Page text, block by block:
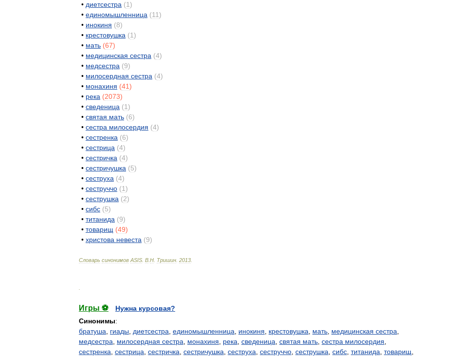
• диетсестра (1)
• единомышленница (11)
• инокиня (8)
• крестовушка (1)
• мать (67)
• медицинская сестра (4)
• медсестра (9)
• милосердная сестра (4)
• монахиня (41)
• река (2073)
• сведеница (1)
• святая мать (6)
• сестра милосердия (4)
• сестренка (6)
• сестрица (4)
• сестричка (4)
• сестричушка (5)
• сеструха (4)
• сеструччо (1)
• сеструшка (2)
• сибс (5)
• титанида (9)
• товарищ (49)
• христова невеста (9)
Словарь синонимов ASIS В Н Тришин 2013
Игры ⚽
Нужна курсовая?
Синонимы:
братуша
гиады диетсестра единомышленница инокиня крестовушка мать медицинская сестра
медсестра
милосердная сестра монахиня река сведеница святая мать сестра милосердия
сестренка сестрица сестричка сестричушка сеструха сеструччо сеструшка сибс титанида товарищ